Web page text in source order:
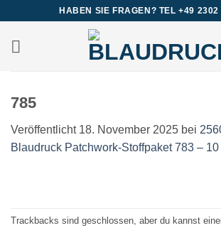
springen
HABEN SIE FRAGEN? TEL +49
785
Veröffentlicht 18. November 2025 bei
Blaudruck Patchwork-Stoffpaket 783 –
Trackbacks sind geschlossen, aber du kannst